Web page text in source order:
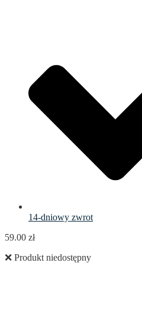
14-dniowy zwrot
59.00 zł
❌ Produkt niedostępny